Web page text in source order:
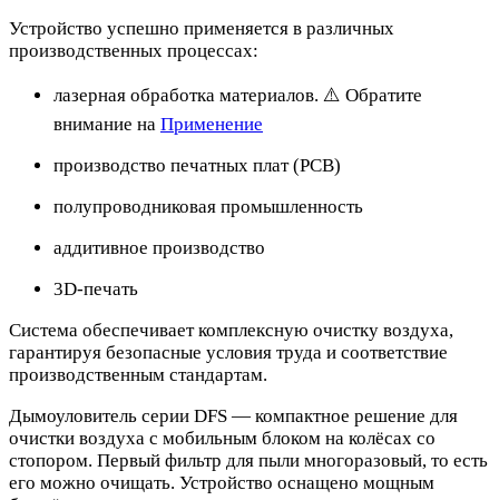
Устройство успешно применяется в различных
производственных процессах:
лазерная обработка материалов. ⚠️ Обратите
внимание на Применение
производство печатных плат (PCB)
полупроводниковая промышленность
аддитивное производство
3D-печать
Система обеспечивает комплексную очистку воздуха,
гарантируя безопасные условия труда и соответствие
производственным стандартам.
Дымоуловитель серии DFS — компактное решение для
очистки воздуха с мобильным блоком на колёсах со
стопором. Первый фильтр для пыли многоразовый, то есть
его можно очищать. Устройство оснащено мощным